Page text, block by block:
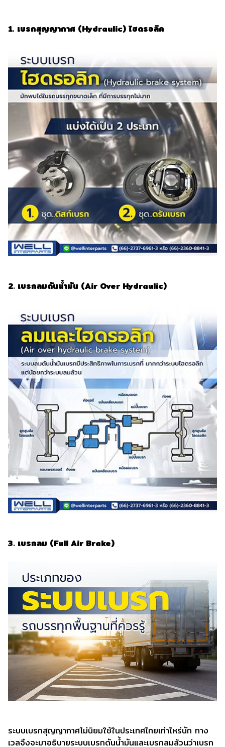
1. เบรกสุญญากาศ (Hydraulic) ไฮดรอลิค
2. เบรกลมดันน้ำมัน (Air Over Hydraulic)
3. เบรกลม (Full Air Brake)
ระบบเบรกสุญญากาศไม่นิยมใช้ในประเทศไทยเท่าไหร่นัก ทาง
เวลจึงจะมาอธิบายระบบเบรกดันน้ำมันและเบรกลมล้วนว่าเบรก